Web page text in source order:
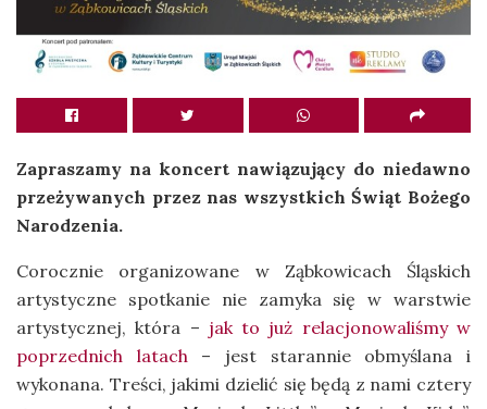
Zapraszamy na koncert nawiązujący do niedawno
przeżywanych przez nas wszystkich Świąt Bożego
Narodzenia.
Corocznie organizowane w Ząbkowicach Śląskich
artystyczne spotkanie nie zamyka się w warstwie
artystycznej, która – jak to już relacjonowaliśmy w
poprzednich latach – jest starannie obmyślana i
wykonana. Treści, jakimi dzielić się będą z nami cztery